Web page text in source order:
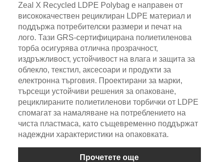
Zeal X Recycled LDPE Polybag е направен от
висококачествен рециклиран LDPE материал и
поддържа потребителски размери и печат на
лого. Тази GRS-сертифицирана полиетиленова
торба осигурява отлична прозрачност,
издръжливост, устойчивост на влага и защита за
облекло, текстил, аксесоари и продукти за
електронна търговия. Проектирани за марки,
търсещи устойчиви решения за опаковане,
рециклираните полиетиленови торбички от LDPE
спомагат за намаляване на потреблението на
чиста пластмаса, като същевременно поддържат
надеждни характеристики на опаковката.
Прочетете още